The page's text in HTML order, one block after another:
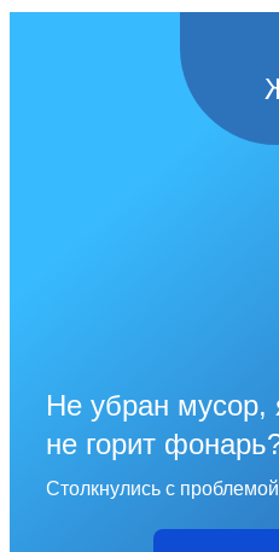
Не убран мусор,
не горит
Столкнулись с